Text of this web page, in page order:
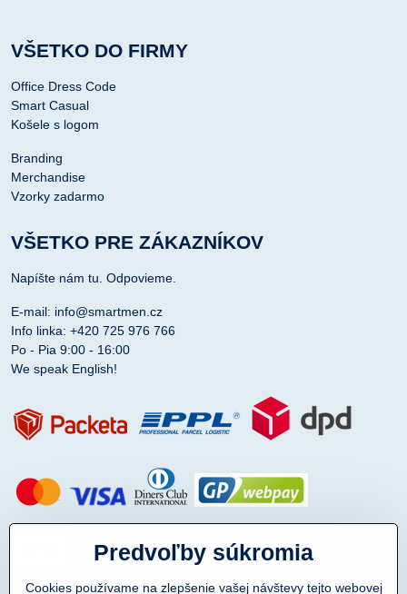
VŠETKO DO FIRMY
Office Dress Code
Smart Casual
Košele s logom
Branding
Merchandise
Vzorky zadarmo
VŠETKO PRE ZÁKAZNÍKOV
Napíšte nám tu. Odpovieme.
E-mail: info@smartmen.cz
Info linka: +420 725 976 766
Po - Pia 9:00 - 16:00
We speak English!
Predvoľby súkromia
Cookies používame na zlepšenie vašej návštevy tejto webovej